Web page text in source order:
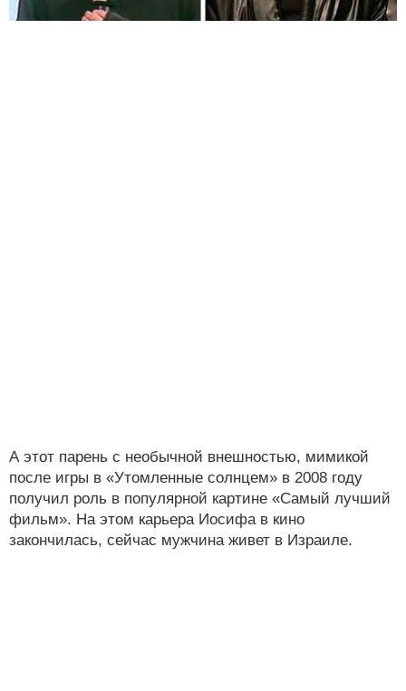
А этот парень с необычной внешностью, мимикой
после игры в «Утомленные солнцем» в 2008 году
получил роль в популярной картине «Самый лучший
фильм». На этом карьера Иосифа в кино
закончилась, сейчас мужчина живет в Израиле.